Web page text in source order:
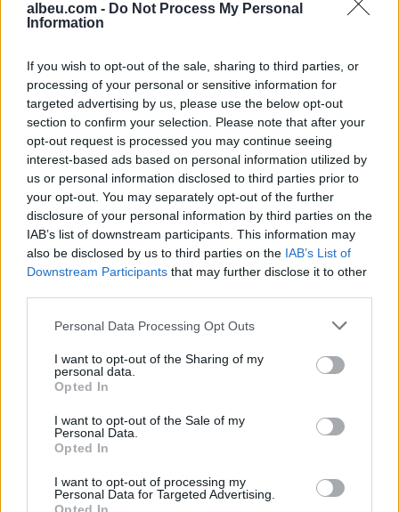
albeu.com - Do Not Process My Personal
Information
If you wish to opt-out of the sale, sharing to third parties, or
processing of your personal or sensitive information for
targeted advertising by us, please use the below opt-out
section to confirm your selection. Please note that after your
opt-out request is processed you may continue seeing
interest-based ads based on personal information utilized by
us or personal information disclosed to third parties prior to
your opt-out. You may separately opt-out of the further
disclosure of your personal information by third parties on the
IAB’s list of downstream participants. This information may
also be disclosed by us to third parties on the IAB’s List of
Downstream Participants that may further disclose it to other
Personal Data Processing Opt Outs
I want to opt-out of the Sharing of my
personal data.
Opted In
I want to opt-out of the Sale of my
Personal Data.
Opted In
I want to opt-out of processing my
Personal Data for Targeted Advertising.
Zjarr në Gjirokastër/ Izolohet
hektarë me shkurre e barishte
në kufirin mes Golemit dhe
Progonatit
Esim for Global
Esim for USA Esim for Italy
for Turkey|Esim for Germany|Esim for Greece|